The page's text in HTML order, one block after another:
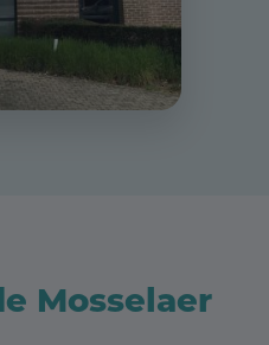
Mosselaer